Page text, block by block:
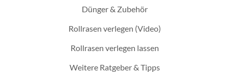
Dünger & Zubehör
Rollrasen verlegen (Video)
Rollrasen verlegen lassen
Weitere Ratgeber & Tipps